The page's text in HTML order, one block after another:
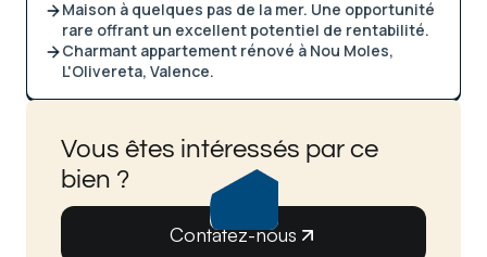
Maison à quelques pas de la mer. Une opportunité
rare offrant un excellent potentiel de rentabilité.
Charmant appartement rénové à Nou Moles,
L'Olivereta, Valence.
Vous êtes intéressés par ce
bien ?
Contatez-nous